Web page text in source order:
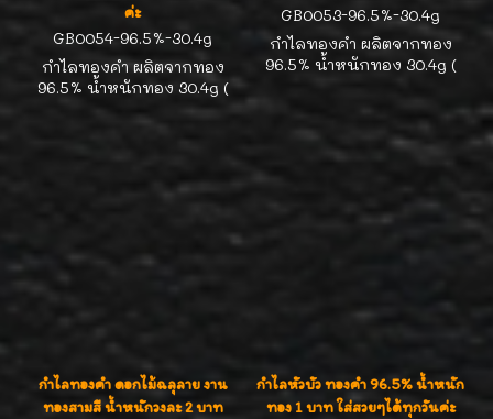
ค่ะ
GB0054-96.5%-30.4g
กำไลทองคำ ผลิตจากทอง
96.5% น้ำหนักทอง 30.4g (
2บาททอง ) ดีไซน์งานสวยน่า
GB0053-96.5%-30.4g
กำไลทองคำ ผลิตจากทอง
96.5% น้ำหนักทอง 30.4g (
รัก ตัดลายเงาวิ้บวั้บ งานทอง
กำไลทองคำ ดอกไม้ฉลุลาย งาน
ทองสามสี น้ำหนักวงละ 2 บาท
กำไลหัวบัว ทองคำ 96.5% น้ำหนัก
ทอง 1 บาท ใส่สวยๆได้ทุกวันค่ะ